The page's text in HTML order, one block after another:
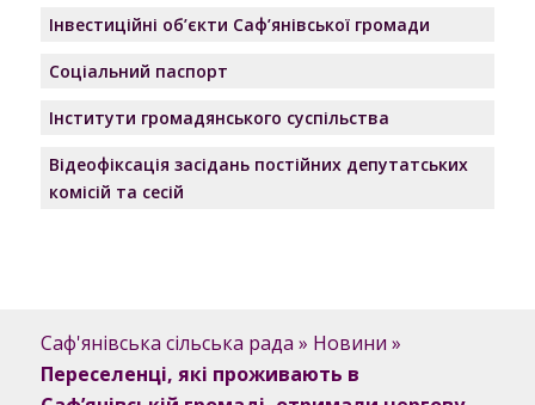
Інвестиційні об’єкти Саф’янівської громади
Соціальний паспорт
Інститути громадянського суспільства
Відеофіксація засідань постійних депутатських
комісій та сесій
Саф'янівська сільська рада » Новини »
Переселенці, які проживають в